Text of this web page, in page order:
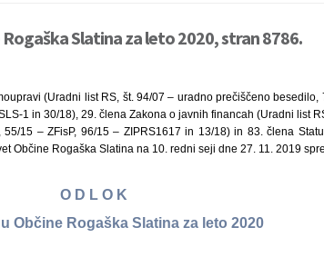
Slatina za leto 2020, stran 8786.
(Uradni list RS, št. 94/07 – uradno prečiščeno besedilo,
1 in 30/18), 29. člena Zakona o javnih financah (Uradni list
15 – ZFisP, 96/15 – ZIPRS1617 in 13/18) in 83. člena
Občine Rogaška Slatina na 10. redni seji dne 27. 11. 2019
O D L O K
Občine Rogaška Slatina za leto 2020